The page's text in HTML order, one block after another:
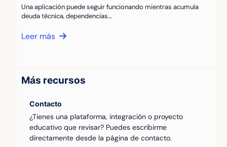
Una aplicación puede seguir funcionando mientras acumula
deuda técnica, dependencias…
Leer más
Más recursos
Contacto
¿Tienes una plataforma, integración o proyecto
educativo que revisar? Puedes escribirme
directamente desde la página de contacto.